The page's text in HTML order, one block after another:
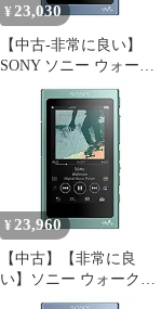
¥ 23,030
【中古-非常に良い】
SONY ソニー ウォーク
マン Aシリーズ 16GB
NW-A45 Bluetooth
microSD ハイレゾ対応
最大39時間連続再生 ム
ーンリットブルー NW-
¥ 23,960
【中古】【非常に良
い】ソニー ウォークマ
ン Aシリーズ 16GB